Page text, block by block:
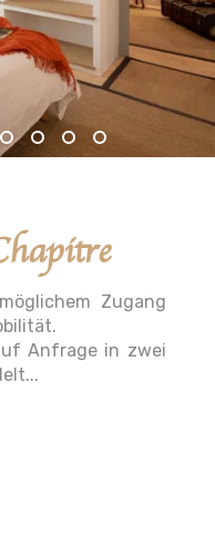
Zugang
Anfrage in zwei